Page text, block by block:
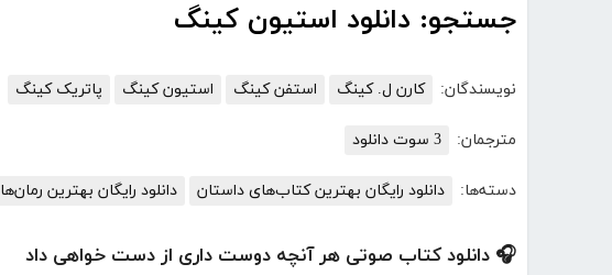
جستجو: دانلود استیون کینگ
نویسندگان: کارن ل. کینگ استفن کینگ استیون کینگ پاتریک کینگ
مترجمان: 3 سوت دانلود
دسته‌ها: دانلود رایگان بهترین کتاب‌های داستان دانلود رایگان بهترین رمان‌ها
🎧 دانلود کتاب صوتی هر آنچه دوست داری از دست خواهی داد